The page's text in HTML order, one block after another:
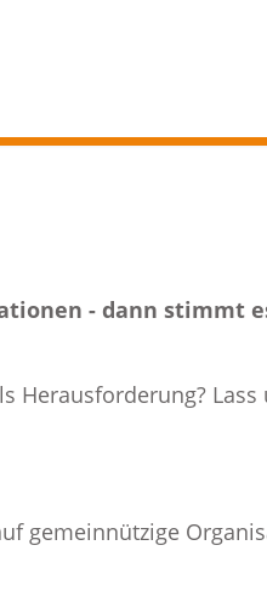
- dann stimmt
Herausforderung? Lass
gemeinnützige